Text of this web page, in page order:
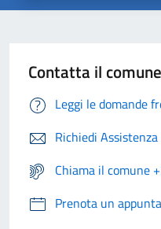
Contatta il comune
Leggi le domande
Richiedi Assistenza
Chiama il comune
Prenota un